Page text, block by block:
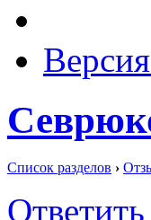
Список разделов ›
Ответить